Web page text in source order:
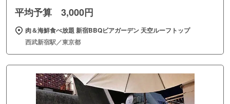
平均予算 3,000円
肉＆海鮮食べ放題 新宿BBQビアガーデン 天空ルーフトップ
西武新宿駅／東京都